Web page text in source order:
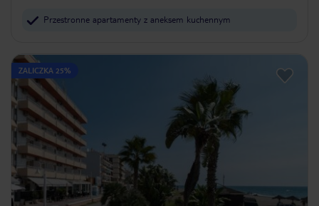
Przestronne apartamenty z aneksem kuchennym
ZALICZKA 25%